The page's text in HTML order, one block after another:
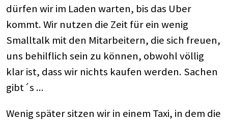
dürfen wir im Laden warten, bis das Uber
kommt. Wir nutzen die Zeit für ein wenig
Smalltalk mit den Mitarbeitern, die sich freuen,
uns behilflich sein zu können, obwohl völlig
klar ist, dass wir nichts kaufen werden. Sachen
gibt´s ...
Wenig später sitzen wir in einem Taxi, in dem die